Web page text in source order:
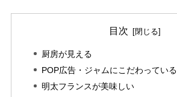
目次
厨房が見える
POP広告・ジャムにこだわっている
明太フランスが美味しい